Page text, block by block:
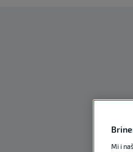
Mi i